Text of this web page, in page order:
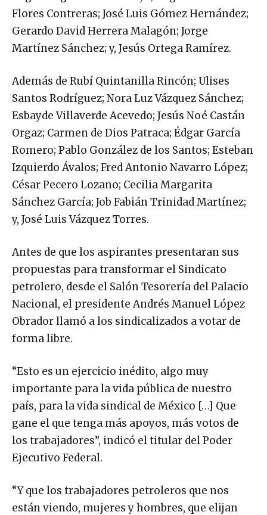
Flores Contreras; José Luis Gómez Hernández;
Gerardo David Herrera Malagón; Jorge
Martínez Sánchez; y, Jesús Ortega Ramírez.
Además de Rubí Quintanilla Rincón; Ulises
Santos Rodríguez; Nora Luz Vázquez Sánchez;
Esbayde Villaverde Acevedo; Jesús Noé Castán
Orgaz; Carmen de Dios Patraca; Édgar García
Romero; Pablo González de los Santos; Esteban
Izquierdo Ávalos; Fred Antonio Navarro López;
César Pecero Lozano; Cecilia Margarita
Sánchez García; Job Fabián Trinidad Martínez;
y, José Luis Vázquez Torres.
Antes de que los aspirantes presentaran sus
propuestas para transformar el Sindicato
petrolero, desde el Salón Tesorería del Palacio
Nacional, el presidente Andrés Manuel López
Obrador llamó a los sindicalizados a votar de
forma libre.
“Esto es un ejercicio inédito, algo muy
importante para la vida pública de nuestro
país, para la vida sindical de México […] Que
gane el que tenga más apoyos, más votos de
los trabajadores”, indicó el titular del Poder
Ejecutivo Federal.
“Y que los trabajadores petroleros que nos
están viendo, mujeres y hombres, que elijan